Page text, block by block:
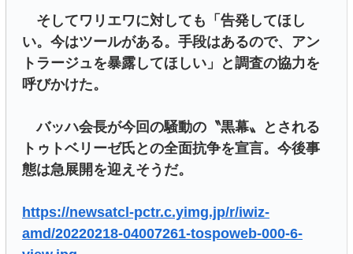
そしてワリエワに対しても「告発してほし
い。今はツールがある。手段はあるので、アン
トラージュを暴露してほしい」と調査の協力を
呼びかけた。
バッハ会長が今回の騒動の〝黒幕〟とされる
トゥトベリーゼ氏との全面抗争を宣言。今後事
態は急展開を迎えそうだ。
https://newsatcl-pctr.c.yimg.jp/r/iwiz-
amd/20220218-04007261-tospoweb-000-6-